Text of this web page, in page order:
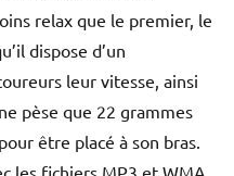
relax que le premier, le
dispose d’un
leur vitesse, ainsi
pèse que 22 grammes
être placé à son bras.
les fichiers MP3 et WMA